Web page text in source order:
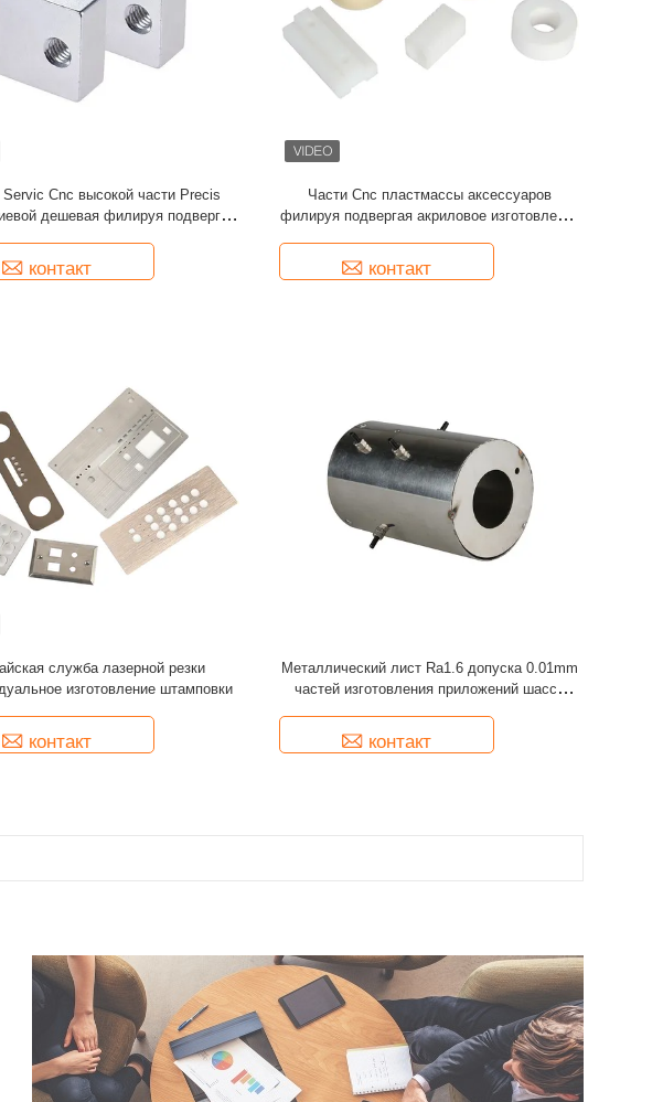
Servic Cnc высокой части Precis
дешевая филируя подвергая
контакт
Части Cnc пластмассы аксессуаров
филируя подвергая акриловое изготовление
контакт
служба лазерной резки
изготовление штамповки
контакт
Металлический лист Ra1.6 допуска 0.01mm
частей изготовления приложений шасси
контакт